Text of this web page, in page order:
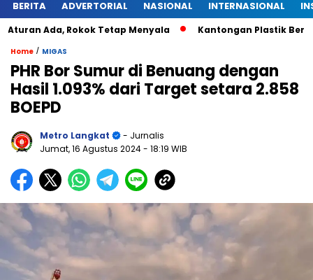
BERITA ADVERTORIAL NASIONAL INTERNASIONAL
Rokok Tetap Menyala Kantongan Plastik Berwarna
Home / MIGAS
PHR Bor Sumur di Benuang dengan
Hasil 1.093% dari Target setara 2.858
BOEPD
Metro Langkat
- Jurnalis
Jumat, 16 Agustus 2024- 18:19 WIB